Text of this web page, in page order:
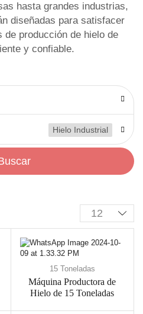
hasta grandes industrias,
diseñadas para satisfacer
de producción de hielo de
y confiable.
Hielo Industrial
15 Toneladas
Máquina Productora de
Hielo de 15 Toneladas